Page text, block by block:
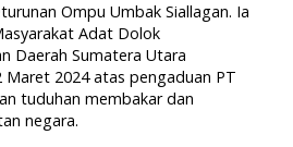
Ompu Umbak Siallagan. Ia
Adat Dolok
Daerah Sumatera Utara
Maret 2024 atas pengaduan PT
tuduhan membakar dan
negara.